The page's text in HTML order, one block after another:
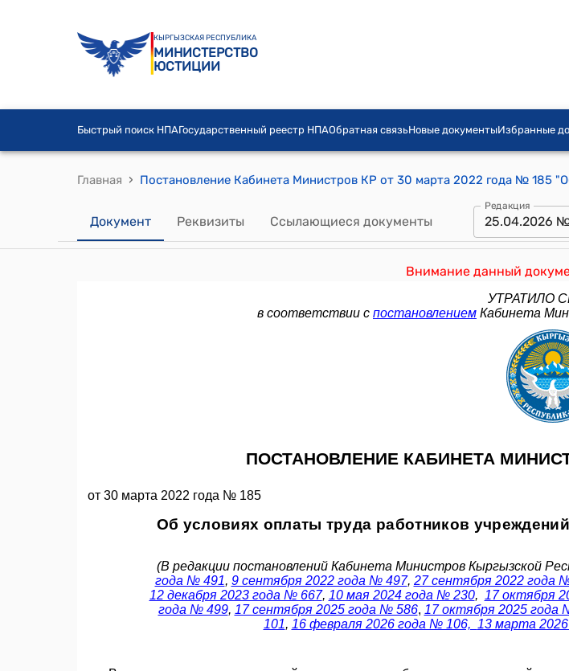
КЫРГЫЗСКАЯ РЕСПУБЛИКА
МИНИСТЕРСТВО
ЮСТИЦИИ
Быстрый поиск НПАГосударственный реестр НПАОбратная связьНовые документыИзбранные
Главная ›
Документ Реквизиты Ссылающиеся документы
Редакция
25.04.2026
Внимание данный